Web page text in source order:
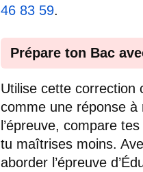
46 83 59.
Prépare ton Bac
Utilise cette correction
comme une réponse
l’épreuve, compare
tu maîtrises moins.
aborder l’épreuve